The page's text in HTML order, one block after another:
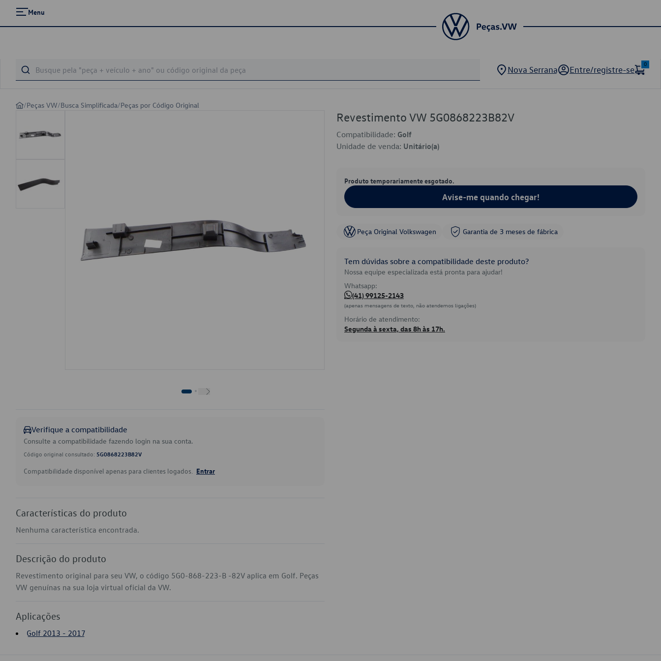
Menu
Nova Serrana Entre/registre-se
0
/Peças VW/Busca Simplificada/Peças por Código Original
Verifique a compatibilidade
Consulte a compatibilidade fazendo login na sua conta.
Código original consultado: 5G0868223B82V
Compatibilidade disponível apenas para clientes logados. Entrar
Características do produto
Nenhuma característica encontrada.
Descrição do produto
Revestimento original para seu VW, o código 5G0-868-223-B -82V aplica em Golf. Peças
VW genuínas na sua loja virtual oficial da VW.
Aplicações
Golf 2013 - 2017
Revestimento VW 5G0868223B82V
Compatibilidade: Golf
Unidade de venda: Unitário(a)
Produto temporariamente esgotado.
Avise-me quando chegar!
Peça Original Volkswagen Garantia de 3 meses de fábrica
Tem dúvidas sobre a compatibilidade deste produto?
Nossa equipe especializada está pronta para ajudar!
Whatsapp:
(41) 99125-2143
(apenas mensagens de texto, não atendemos ligações)
Horário de atendimento:
Segunda à sexta, das 8h às 17h.